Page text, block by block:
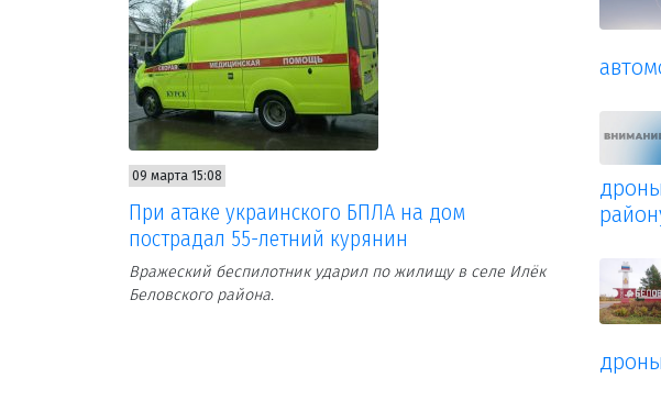
09 марта 15:08
При атаке украинского БПЛА на дом
пострадал 55-летний курянин
Вражеский беспилотник ударил по жилищу в селе Илёк
Беловского района.
дроны